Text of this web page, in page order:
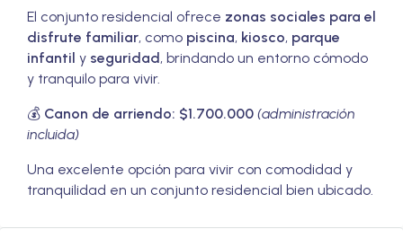
El conjunto residencial ofrece zonas sociales para el
disfrute familiar, como piscina, kiosco, parque
infantil y seguridad, brindando un entorno cómodo
y tranquilo para vivir.
💰 Canon de arriendo: $1.700.000 (administración
incluida)
Una excelente opción para vivir con comodidad y
tranquilidad en un conjunto residencial bien ubicado.